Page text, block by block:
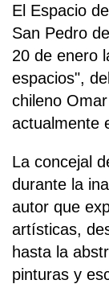
El Espacio
San Pedro
20 de enero
espacios",
chileno
actualmente
La concejal
durante la
autor que
artísticas,
hasta la
pinturas y